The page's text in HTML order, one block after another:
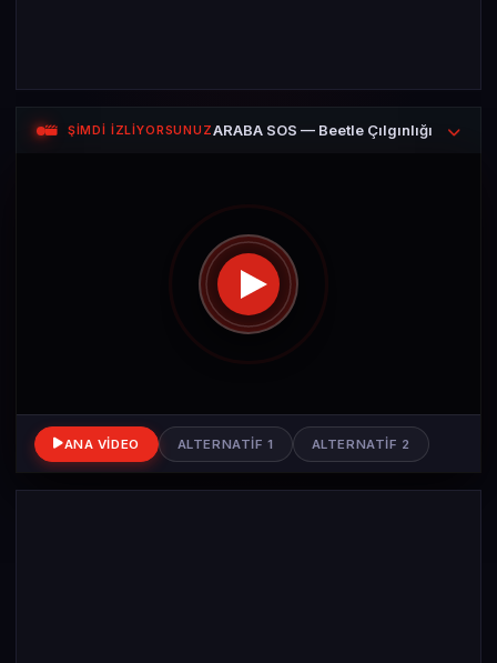
ŞİMDİ İZLİYORSUNUZARABA SOS — Beetle Çılgınlığı
ANA VIDEO ALTERNATIF 1 ALTERNATIF 2